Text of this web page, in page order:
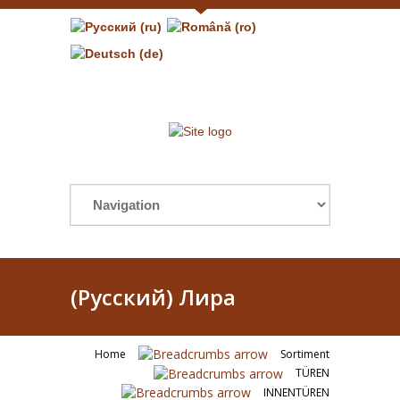
(Русский) Лира
Home
Sortiment
TÜREN
INNENTÜREN